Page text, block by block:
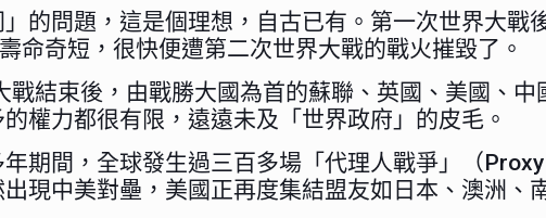
的問題，這是個理想，自古已有。第一次世界大
命奇短，很快便遭第二次世界大戰的戰火摧毀了。
戰結束後，由戰勝大國為首的蘇聯、英國、美國、
權力都很有限，遠遠未及「世界政府」的皮毛。
期間，全球發生過三百多場「代理人戰爭」（
現中美對壘，美國正再度集結盟友如日本、澳洲、